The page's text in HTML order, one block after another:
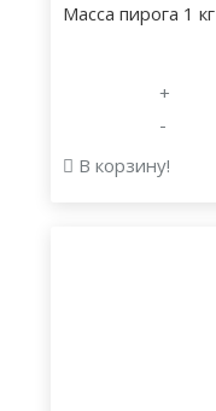
Масса пирога 1 кг
+
-
В корзину!